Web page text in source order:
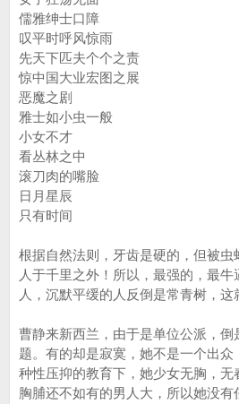
儒雅绅士口障
叹平时呼风惊雨
先天下匹夫个个之责
惊中国大业宏图之展
恶魔之剧
雅士如小虫一般
小女不才
看丛林之中
滚刀肉的嘴脸
日月星辰
只有时间
根据自然法则，牙齿是硬的，但被
人于千里之外！所以，最强的，最
人，沉默平缓的人反倒是常青树，这
曹静来新西兰，由于是单位公派，倒
题。有的却是寂寞，她不是一个出
种性压抑的教育下，她少女无胸，无
胸脯还不如有的男人大，所以她没